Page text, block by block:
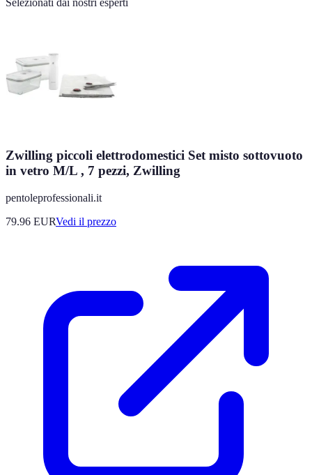
Selezionati dai nostri esperti
Zwilling piccoli elettrodomestici Set misto sottovuoto
in vetro M/L , 7 pezzi, Zwilling
pentoleprofessionali.it
79.96 EURVedi il prezzo